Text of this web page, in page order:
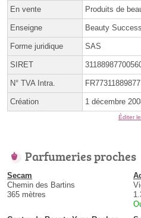
En vente Produits de
Enseigne Beauty Success
Forme juridique SAS
SIRET
N° TVA Intra. FR77311889877
Création 1 décembre
Éditer
Parfumeries proches
Secam
Chemin des Bartins
365 mètres